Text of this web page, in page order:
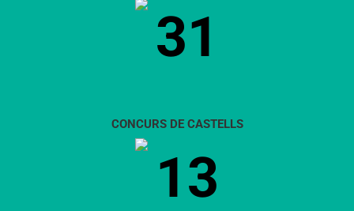
31
CONCURS DE CASTELLS
13